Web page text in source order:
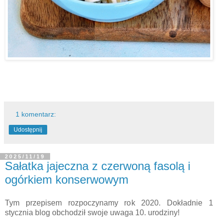
1 komentarz:
Udostępnij
2025/11/19
Sałatka jajeczna z czerwoną fasolą i
ogórkiem konserwowym
Tym przepisem rozpoczynamy rok 2020. Dokładnie 1
stycznia blog obchodził swoje uwaga 10. urodziny!